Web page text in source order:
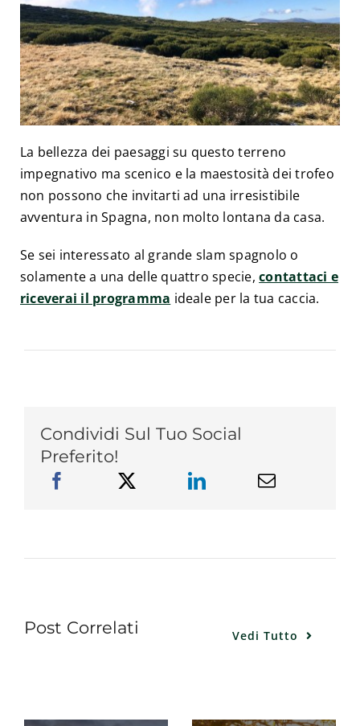
La bellezza dei paesaggi su questo terreno
impegnativo ma scenico e la maestosità dei trofeo
non possono che invitarti ad una irresistibile
avventura in Spagna, non molto lontana da casa.
Se sei interessato al grande slam spagnolo o
solamente a una delle quattro specie,contattaci e
riceverai il programma ideale per la tua caccia.
Condividi Sul Tuo Social
Preferito!
Post Correlati Vedi Tutto